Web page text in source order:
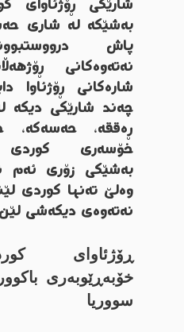
شارێکی ڕۆژئاوای
بەشێکە لە شاری
پاش
نەتەوەکانی
شارەکانی ڕۆژئاوا
چەند شارێکی دیکە
ڕەققە، حەسەکە،
خۆسەری کوردی
بەشێکی زۆری ئەم
وەلێ تەنها کوردی
نەتەوەی دیکەشی
ڕۆژئاوای
خۆبەڕێوبەری
سووریا